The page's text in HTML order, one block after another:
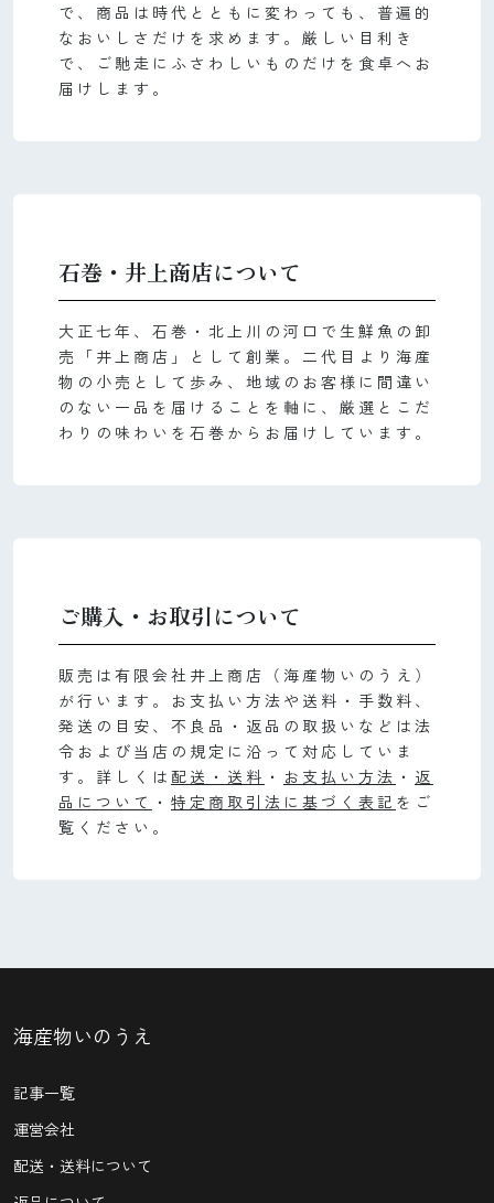
で、商品は時代とともに変わっても、普遍的
なおいしさだけを求めます。厳しい目利き
で、ご馳走にふさわしいものだけを食卓へお
届けします。
石巻・井上商店について
大正七年、石巻・北上川の河口で生鮮魚の卸
売「井上商店」として創業。二代目より海産
物の小売として歩み、地域のお客様に間違い
のない一品を届けることを軸に、厳選とこだ
わりの味わいを石巻からお届けしています。
ご購入・お取引について
販売は有限会社井上商店（海産物いのうえ）
が行います。お支払い方法や送料・手数料、
発送の目安、不良品・返品の取扱いなどは法
令および当店の規定に沿って対応していま
す。詳しくは 配送・送料 ・ お支払い方法 ・ 返
品について ・ 特定商取引法に基づく表記 をご
覧ください。
海産物いのうえ
記事一覧
運営会社
配送・送料について